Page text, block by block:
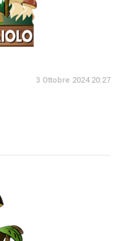
3 Ottobre 2024 20:27